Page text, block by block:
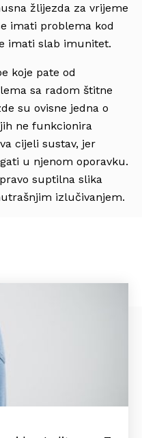
žlijezda za vrijeme
imati problema kod
imati slab imunitet.
koje pate od
sa radom štitne
su ovisne jedna o
ne funkcionira
cijeli sustav, jer
u njenom oporavku.
suptilna slika
izlučivanjem.